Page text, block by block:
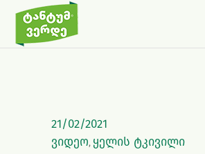
21/02/2021
ვიდეო, ყელის ტკივილი